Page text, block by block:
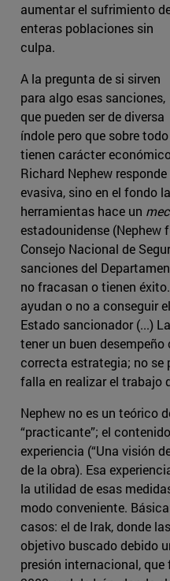
aumentar el sufrimiento
enteras poblaciones sin
culpa.
A la pregunta de si sirven
para algo esas sanciones,
que pueden ser de diversa
índole pero que sobre todo
tienen carácter
Richard Nephew
evasiva, sino en el fondo
herramientas hace un
estadounidense (Nephew
Consejo Nacional de
sanciones del
no fracasan o tienen
ayudan o no a conseguir
Estado sancionador (...)
tener un buen
correcta estrategia; no se
falla en realizar el trabajo
Nephew no es un teórico
“practicante”; el
experiencia (“Una visión
de la obra). Esa
la utilidad de esas
modo conveniente.
casos: el de Irak, donde
objetivo buscado debido
presión internacional, que